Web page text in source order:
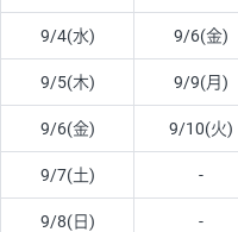
9/4(水) 9/6(金)
9/5(木) 9/9(月)
9/6(金) 9/10(火)
9/7(土) -
9/8(日) -